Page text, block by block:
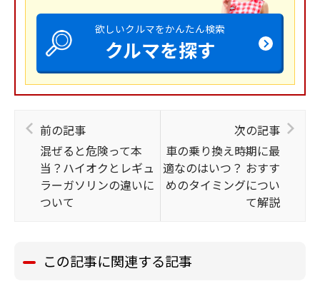
欲しいクルマをかんたん検索
クルマを探す
前の記事
混ぜると危険って本
当？ハイオクとレギュ
ラーガソリンの違いに
ついて
次の記事
車の乗り換え時期に最
適なのはいつ？ おすす
めのタイミングについ
て解説
この記事に関連する記事